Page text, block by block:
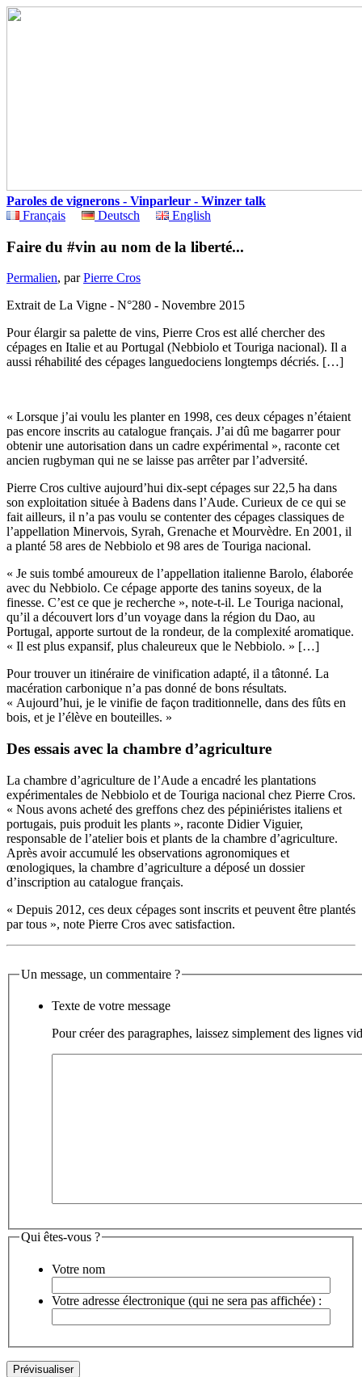
Paroles de vignerons - Vinparleur - Winzer talk
Français
Deutsch English
Faire du #vin au nom de la liberté...
Permalien, parPierre Cros
Extrait de La Vigne - N°280 - Novembre 2015
Pour élargir sa palette de vins, Pierre Cros est allé chercher des
cépages en Italie et au Portugal (Nebbiolo et Touriga nacional). Il a
aussi réhabilité des cépages languedociens longtemps décriés. […]
« Lorsque j’ai voulu les planter en 1998, ces deux cépages n’étaient
pas encore inscrits au catalogue français. J’ai dû me bagarrer pour
obtenir une autorisation dans un cadre expérimental », raconte cet
ancien rugbyman qui ne se laisse pas arrêter par l’adversité.
Pierre Cros cultive aujourd’hui dix-sept cépages sur 22,5 ha dans
son exploitation située à Badens dans l’Aude. Curieux de ce qui se
fait ailleurs, il n’a pas voulu se contenter des cépages classiques de
l’appellation Minervois, Syrah, Grenache et Mourvèdre. En 2001, il
a planté 58 ares de Nebbiolo et 98 ares de Touriga nacional.
« Je suis tombé amoureux de l’appellation italienne Barolo, élaborée
avec du Nebbiolo. Ce cépage apporte des tanins soyeux, de la
finesse. C’est ce que je recherche », note-t-il. Le Touriga nacional,
qu’il a découvert lors d’un voyage dans la région du Dao, au
Portugal, apporte surtout de la rondeur, de la complexité aromatique.
« Il est plus expansif, plus chaleureux que le Nebbiolo. » […]
Pour trouver un itinéraire de vinification adapté, il a tâtonné. La
macération carbonique n’a pas donné de bons résultats.
« Aujourd’hui, je le vinifie de façon traditionnelle, dans des fûts en
bois, et je l’élève en bouteilles. »
Des essais avec la chambre d’agriculture
La chambre d’agriculture de l’Aude a encadré les plantations
expérimentales de Nebbiolo et de Touriga nacional chez Pierre Cros.
« Nous avons acheté des greffons chez des pépiniéristes italiens et
portugais, puis produit les plants », raconte Didier Viguier,
responsable de l’atelier bois et plants de la chambre d’agriculture.
Après avoir accumulé les observations agronomiques et
œnologiques, la chambre d’agriculture a déposé un dossier
d’inscription au catalogue français.
« Depuis 2012, ces deux cépages sont inscrits et peuvent être plantés
par tous », note Pierre Cros avec satisfaction.
Un message, un commentaire ?
Texte de votre message
Pour créer des paragraphes, laissez simplement des lignes
Qui êtes-vous ?
Votre nom
Votre adresse électronique (qui ne sera pas affichée) :